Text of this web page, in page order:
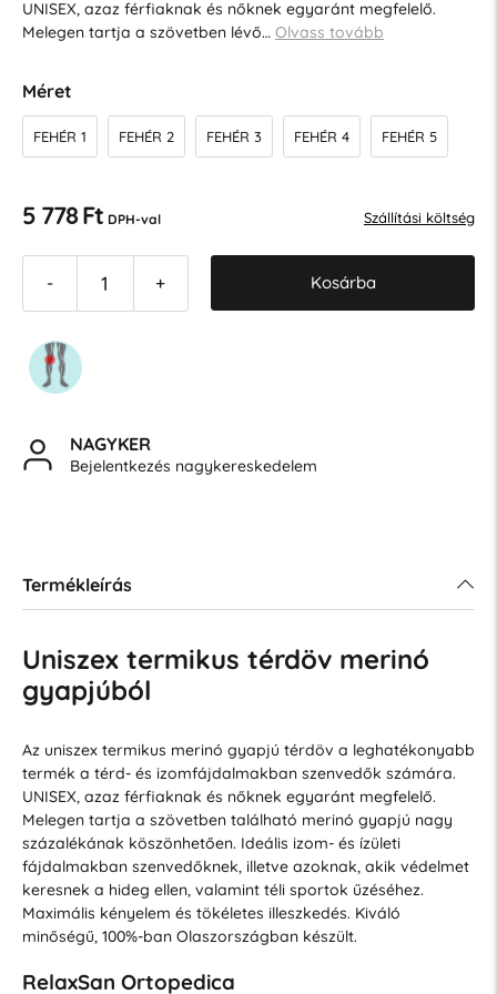
UNISEX, azaz férfiaknak és nőknek egyaránt megfelelő.
Melegen tartja a szövetben lévő… Olvass tovább
Méret
FEHÉR 1 FEHÉR 2 FEHÉR 3 FEHÉR 4 FEHÉR 5
5 778 Ft DPH-val Szállítási költség
- + Kosárba
NAGYKER
Bejelentkezés nagykereskedelem
Termékleírás
Uniszex termikus térdöv merinó
gyapjúból
Az uniszex termikus merinó gyapjú térdöv a leghatékonyabb
termék a térd- és izomfájdalmakban szenvedők számára.
UNISEX, azaz férfiaknak és nőknek egyaránt megfelelő.
Melegen tartja a szövetben található merinó gyapjú nagy
százalékának köszönhetően. Ideális izom- és ízületi
fájdalmakban szenvedőknek, illetve azoknak, akik védelmet
keresnek a hideg ellen, valamint téli sportok űzéséhez.
Maximális kényelem és tökéletes illeszkedés. Kiváló
minőségű, 100%-ban Olaszországban készült.
RelaxSan Ortopedica